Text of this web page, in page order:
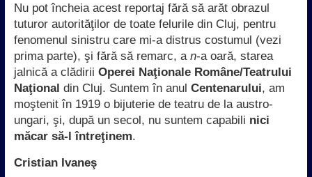
Nu pot încheia acest reportaj fără să arăt obrazul
tuturor autorităţilor de toate felurile din Cluj, pentru
fenomenul sinistru care mi-a distrus costumul (vezi
prima parte), şi fără să remarc, a n-a oară, starea
jalnică a clădirii Operei Naţionale Române/Teatrului
Naţional din Cluj. Suntem în anul Centenarului, am
moştenit în 1919 o bijuterie de teatru de la austro-
ungari, şi, după un secol, nu suntem capabili nici
măcar să-l întreţinem.
Cristian Ivaneş